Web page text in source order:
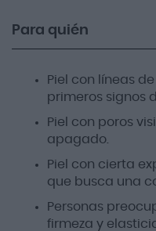
Para quién
Piel con líneas
primeros signos
Piel con poros
apagado.
Piel con cierta
que busca una
Personas
firmeza y